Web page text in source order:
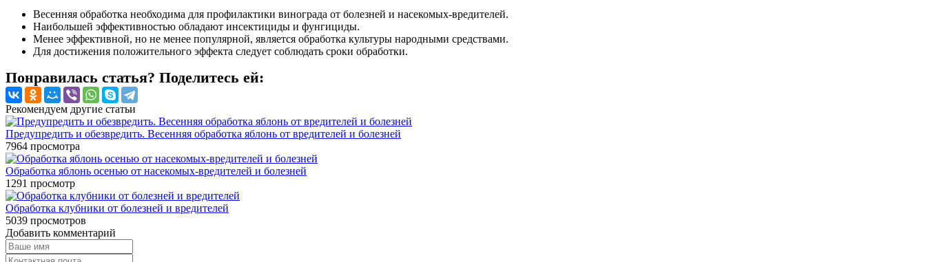
Весенняя обработка необходима для профилактики винограда от болезней и насекомых-вредителей.
Наибольшей эффективностью обладают инсектициды и фунгициды.
Менее эффективной, но не менее популярной, является обработка культуры народными средствами.
Для достижения положительного эффекта следует соблюдать сроки обработки.
Понравилась статья? Поделитесь ей:
Рекомендуем другие статьи
Предупредить и обезвредить. Весенняя обработка яблонь от вредителей и болезней
7964 просмотра
Обработка яблонь осенью от насекомых-вредителей и болезней
1291 просмотр
Обработка клубники от болезней и вредителей
5039 просмотров
Добавить комментарий